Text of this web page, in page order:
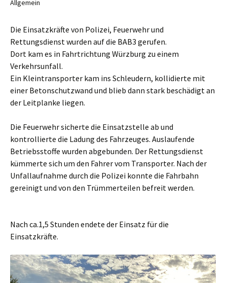
Allgemein
Die Einsatzkräfte von Polizei, Feuerwehr und
Rettungsdienst wurden auf die BAB3 gerufen.
Dort kam es in Fahrtrichtung Würzburg zu einem
Verkehrsunfall.
Ein Kleintransporter kam ins Schleudern, kollidierte mit
einer Betonschutzwand und blieb dann stark beschädigt an
der Leitplanke liegen.
Die Feuerwehr sicherte die Einsatzstelle ab und
kontrollierte die Ladung des Fahrzeuges. Auslaufende
Betriebsstoffe wurden abgebunden. Der Rettungsdienst
kümmerte sich um den Fahrer vom Transporter. Nach der
Unfallaufnahme durch die Polizei konnte die Fahrbahn
gereinigt und von den Trümmerteilen befreit werden.
Nach ca.1,5 Stunden endete der Einsatz für die
Einsatzkräfte.